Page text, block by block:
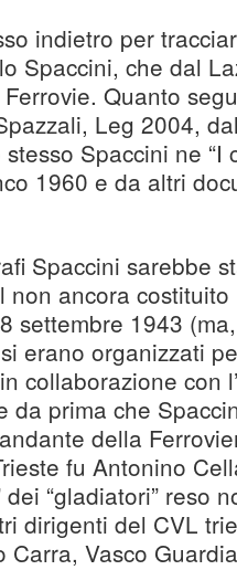
indietro per
Spaccini, che dal
Quanto
Leg 2004,
Spaccini ne
1960 e da altri
Spaccini sarebbe
non ancora
settembre 1943
erano organizzati
collaborazione con
da prima che
della
fu Antonino
dei “gladiatori” reso
dirigenti del CVL
Carra, Vasco